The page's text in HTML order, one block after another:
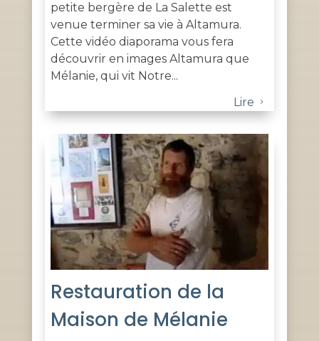
petite bergère de La Salette est
venue terminer sa vie à Altamura.
Cette vidéo diaporama vous fera
découvrir en images Altamura que
Mélanie, qui vit Notre...
Lire
5
Restauration de la
Maison de Mélanie